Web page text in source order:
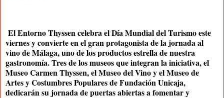
El Entorno Thyssen celebra el Día Mundial del Turismo este
viernes y convierte en el gran protagonista de la jornada al
vino de Málaga, uno de los productos estrella de nuestra
gastronomía. Tres de los museos que integran la iniciativa, el
Museo Carmen Thyssen, el Museo del Vino y el Museo de
Artes y Costumbres Populares de Fundación Unicaja,
dedicarán su jornada de puertas abiertas a fomentar y